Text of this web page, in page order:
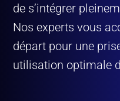
de s’intégrer
Nos experts vous
départ pour une
utilisation optimale